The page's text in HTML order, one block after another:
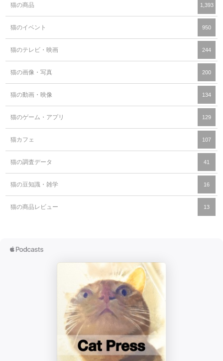
猫の商品 1,393
猫のイベント 950
猫のテレビ・映画 244
猫の画像・写真 200
猫の動画・映像 134
猫のゲーム・アプリ 129
猫カフェ 107
猫の調査データ 41
猫の豆知識・雑学 16
猫の商品レビュー 13